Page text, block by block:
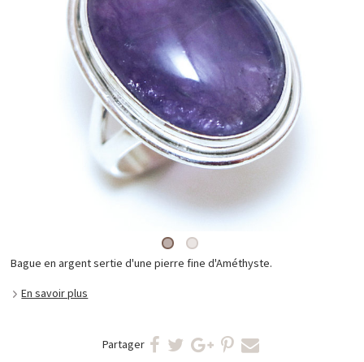
Bague en argent sertie d'une pierre fine d'Améthyste.
En savoir plus
Partager